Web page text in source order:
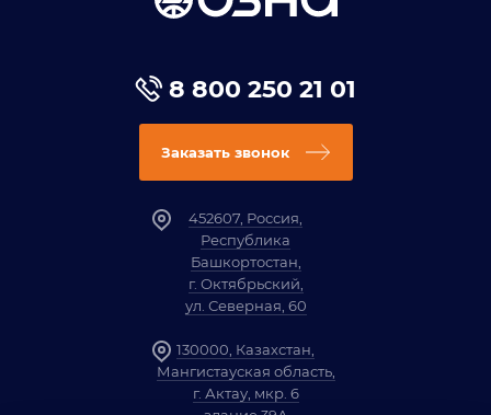
8 800 250 21 01
Заказать звонок
452607, Россия,
Республика
Башкортостан,
г. Октябрьский,
ул. Северная, 60
130000, Казахстан,
Мангистауская область,
г. Актау, мкр. 6